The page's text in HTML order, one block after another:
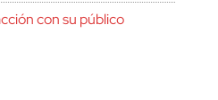
con su público